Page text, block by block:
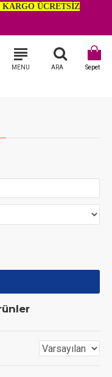
ÜCRETSİZ